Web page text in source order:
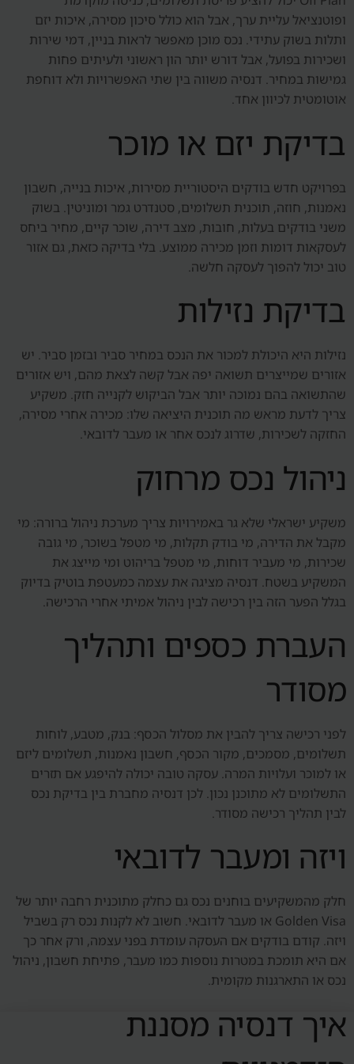
ופוטנציאל עליית ערך, אבל הוא כולל סיכון מסירה, איכות יזם
ותלות בשוק עתידי. נכס מוכן מאפשר לראות בניין, דמי שירות
ושכירות בפועל, אבל דורש יותר הון ראשוני ולעיתים פחות
גמישות במחיר. דנסיה משווה בין שתי האפשרויות ולא דוחפת
אוטומטית לכיוון אחד.
בדיקת יזם או מוכר
בפרויקט חדש בודקים היסטוריית מסירות, איכות בנייה, חשבון
נאמנות, חוזה, תוכנית תשלומים, סטנדרט גמר ומוניטין. בשוק
משני בודקים בעלות, חובות, מצב דירה, שוכר קיים, מחיר ביחס
לעסקאות דומות וזמן מכירה ממוצע. בלי בדיקה כזאת, גם אזור
טוב יכול להפוך לעסקה חלשה.
בדיקת נזילות
נזילות היא היכולת למכור את הנכס במחיר סביר ובזמן סביר. יש
אזורים שמייצרים תשואה יפה אבל קשה לצאת מהם, ויש אזורים
שהתשואה בהם נמוכה יותר אבל הביקוש לקנייה חזק. משקיע
צריך לדעת מראש מה תוכנית היציאה שלו: מכירה אחרי מסירה,
החזקה לשכירות, שדרוג לנכס אחר או מעבר לדובאי.
ניהול נכס מרחוק
משקיע ישראלי שלא גר באמירויות צריך מערכת ניהול ברורה: מי
מקבל את הדירה, מי בודק תקלות, מי מטפל בשוכר, מי גובה
שכירות, מי מעביר דוחות, מי מטפל בריהוט ומי מייצג את
המשקיע בשטח. דנסיה מציגה את עצמה כמעטפת בוטיק בדיוק
בגלל הפער הזה בין רכישה לבין ניהול אמיתי אחרי הרכישה.
העברת כספים ותהליך
מסודר
לפני רכישה צריך להבין את מסלול הכסף: בנק, מטבע, לוחות
תשלומים, מסמכים, מקור הכסף, חשבון נאמנות, תשלומים ליזם
או למוכר ועלויות המרה. עסקה טובה יכולה להיפגע אם תזרים
התשלומים לא מתוכנן נכון. לכן דנסיה מחברת בין בדיקת נכס
לבין תהליך רכישה מסודר.
ויזה ומעבר לדובאי
חלק מהמשקיעים בוחנים נכס גם כחלק מתוכנית רחבה יותר של
Golden Visa או מעבר לדובאי. חשוב לא לקנות נכס רק בשביל
ויזה. קודם בודקים אם העסקה עומדת בפני עצמה, ורק אחר כך
אם היא תומכת במטרות נוספות כמו מעבר, פתיחת חשבון, ניהול
נכס או התארגנות מקומית.
איך דנסיה מסננת